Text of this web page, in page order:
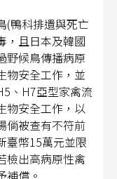
(鴨科排遺與死亡
，且日本及韓國
野候鳥傳播病原
物安全工作，並
、H7亞型家禽流
物安全工作，以
倘被查有不符前
臺幣15萬元並限
檢出高病原性禽